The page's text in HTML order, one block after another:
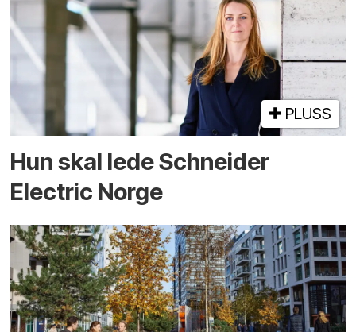
PLUSS
Hun skal lede Schneider
Electric Norge